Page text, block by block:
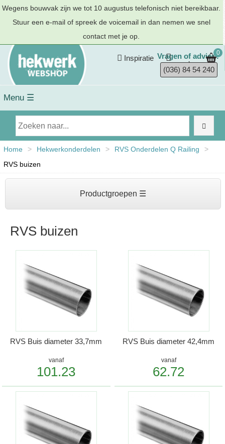
Wegens bouwvak zijn we tot 10 augustus telefonisch niet bereikbaar.
Stuur een e-mail of spreek de voicemail in dan nemen we snel
contact met je op.
Vragen of advies?
(036) 84 54 240
Menu ☰
Inspiratie
0
Home > Hekwerkonderdelen > RVS Onderdelen Q Railing
>
RVS buizen
Productgroepen ☰
RVS buizen
RVS Buis diameter 33,7mm
vanaf
101.23
RVS Buis diameter 42,4mm
vanaf
62.72